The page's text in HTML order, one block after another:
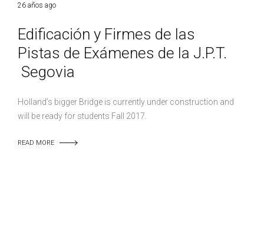
26 años ago
Edificación y Firmes de las
Pistas de Exámenes de la J.P.T.
Segovia
Holland’s bigger Bridge is currently under construction and
will be ready for students Fall 2017.
READ MORE